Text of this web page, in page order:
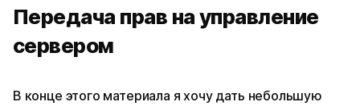
Передача прав на управление
сервером
В конце этого материала я хочу дать небольшую